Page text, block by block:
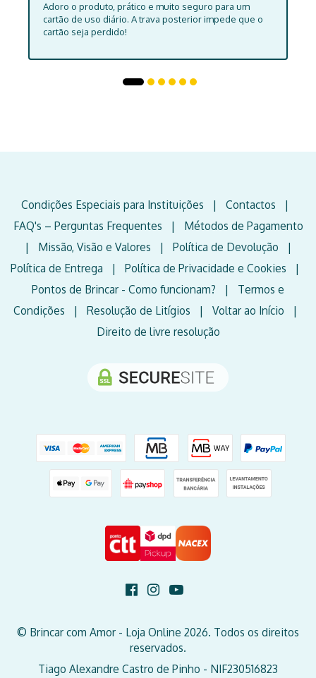
Adoro o produto, prático e muito seguro para um
cartão de uso diário. A trava posterior impede que o
cartão seja perdido!
Condições Especiais para Instituições | Contactos |
FAQ's – Perguntas Frequentes | Métodos de Pagamento
| Missão, Visão e Valores | Política de Devolução |
Política de Entrega | Política de Privacidade e Cookies |
Pontos de Brincar - Como funcionam? | Termos e
Condições | Resolução de Litígios | Voltar ao Início |
Direito de livre resolução
© Brincar com Amor - Loja Online 2026. Todos os direitos
reservados.
Tiago Alexandre Castro de Pinho - NIF230516823